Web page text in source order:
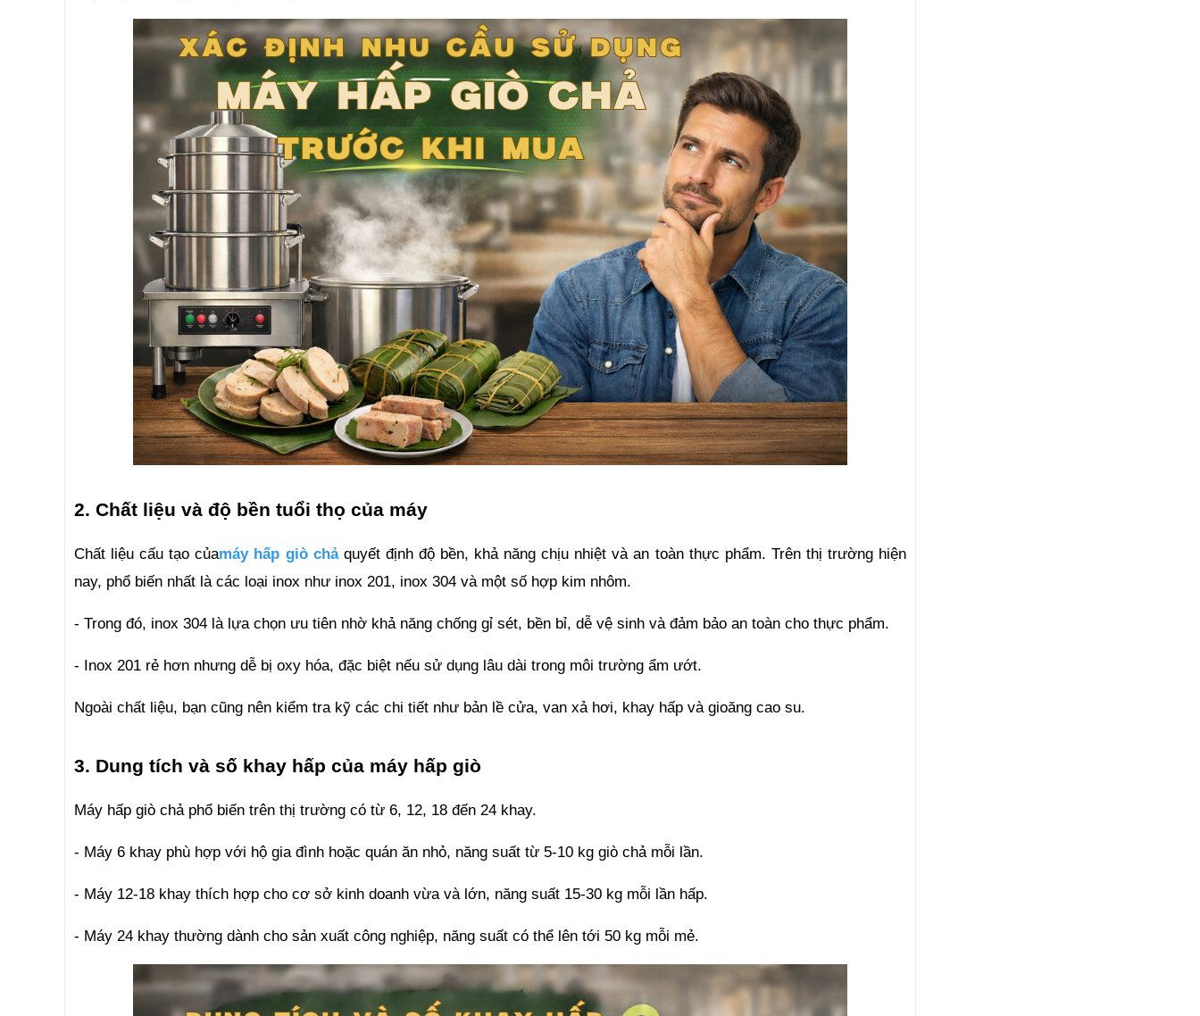
2. Chất liệu và độ bền tuổi thọ của máy
Chất liệu cấu tạo củamáy hấp giò chả quyết định độ bền, khả năng chịu nhiệt và an toàn thực phẩm. Trên thị trường hiện
nay, phổ biến nhất là các loại inox như inox 201, inox 304 và một số hợp kim nhôm.
- Trong đó, inox 304 là lựa chọn ưu tiên nhờ khả năng chống gỉ sét, bền bỉ, dễ vệ sinh và đảm bảo an toàn cho thực phẩm.
- Inox 201 rẻ hơn nhưng dễ bị oxy hóa, đặc biệt nếu sử dụng lâu dài trong môi trường ẩm ướt.
Ngoài chất liệu, bạn cũng nên kiểm tra kỹ các chi tiết như bản lề cửa, van xả hơi, khay hấp và gioăng cao su.
3. Dung tích và số khay hấp của máy hấp giò
Máy hấp giò chả phổ biến trên thị trường có từ 6, 12, 18 đến 24 khay.
- Máy 6 khay phù hợp với hộ gia đình hoặc quán ăn nhỏ, năng suất từ 5-10 kg giò chả mỗi lần.
- Máy 12-18 khay thích hợp cho cơ sở kinh doanh vừa và lớn, năng suất 15-30 kg mỗi lần hấp.
- Máy 24 khay thường dành cho sản xuất công nghiệp, năng suất có thể lên tới 50 kg mỗi mẻ.